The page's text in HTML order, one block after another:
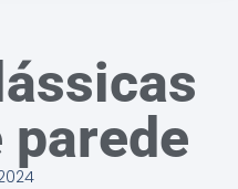
parede